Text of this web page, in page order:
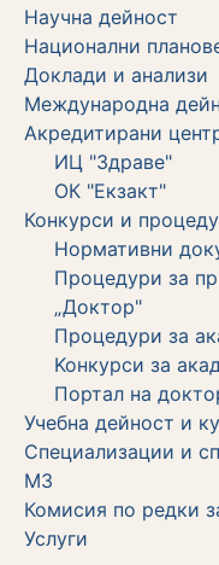
Научна дейност
Национални
Доклади и анализи
Международна
Акредитирани
ИЦ "Здраве"
ОК "Екзакт"
Конкурси и
Нормативни
Процедури за
„Доктор"
Процедури за
Koнкурси за
Портал на
Учебна дейност и
Специализации и
МЗ
Комисия по редки
Услуги